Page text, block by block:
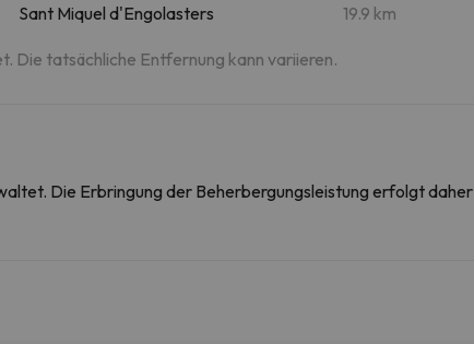
Sant Miquel d'Engolasters 19.9 km
Die tatsächliche Entfernung kann variieren.
Die Erbringung der Beherbergungsleistung erfolgt